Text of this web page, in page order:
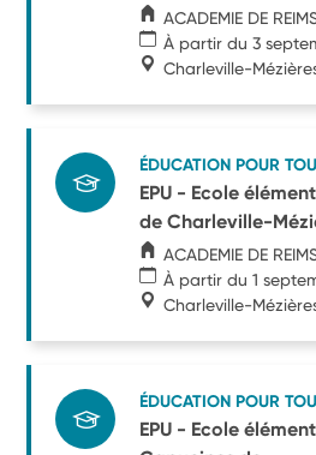
ACADEMIE DE
À partir du 3
Charleville-
ÉDUCATION POUR
EPU - Ecole
de Charleville-
ACADEMIE DE
À partir du 1
Charleville-
ÉDUCATION POUR
EPU - Ecole